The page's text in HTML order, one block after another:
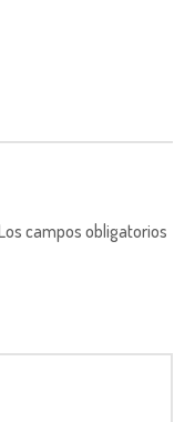
campos obligatorios